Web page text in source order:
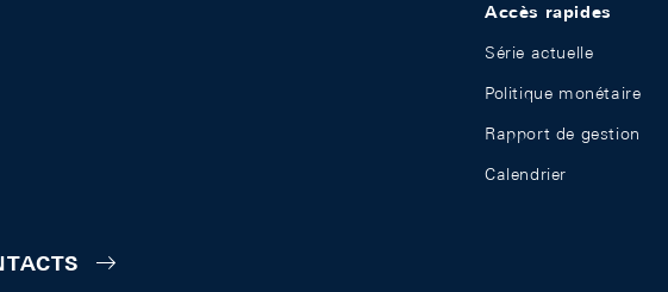
Accès rapides
Série actuelle
Politique monétaire
Rapport de gestion
Calendrier